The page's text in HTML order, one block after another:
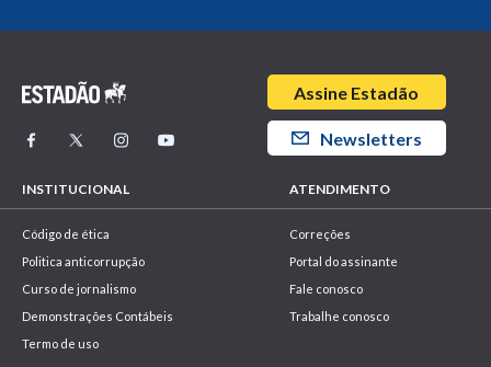
INSTITUCIONAL
Código de ética
Politica anticorrupção
Curso de jornalismo
Demonstrações Contábeis
Termo de uso
ATENDIMENTO
Correções
Portal do assinante
Fale conosco
Trabalhe conosco
Assine Estadão
Newsletters